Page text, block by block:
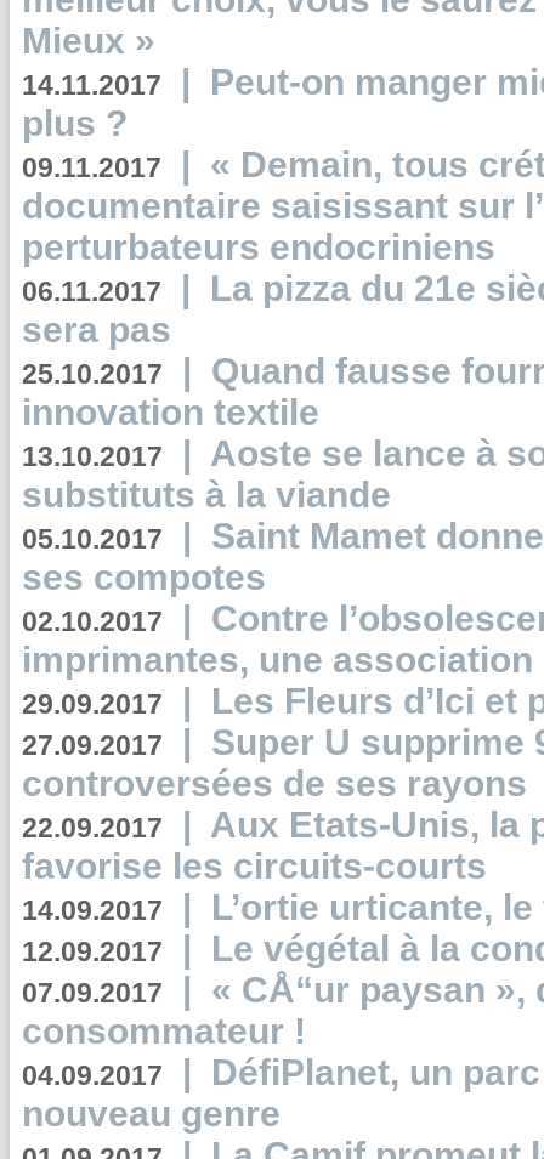
Mieux »
14.11.2017 | Peut-on manger
plus ?
09.11.2017 | « Demain, tous
documentaire saisissant sur
perturbateurs endocriniens
06.11.2017 | La pizza du 21e
sera pas
25.10.2017 | Quand fausse
innovation textile
13.10.2017 | Aoste se lance à
substituts à la viande
05.10.2017 | Saint Mamet
ses compotes
02.10.2017 | Contre
imprimantes, une
29.09.2017 | Les Fleurs d’Ici et
27.09.2017 | Super U supprime
controversées de ses rayons
22.09.2017 | Aux Etats-Unis, la
favorise les circuits-courts
14.09.2017 | L’ortie urticante,
12.09.2017 | Le végétal à la
07.09.2017 | « CÅ“ur paysan
consommateur !
04.09.2017 | DéfiPlanet, un
nouveau genre